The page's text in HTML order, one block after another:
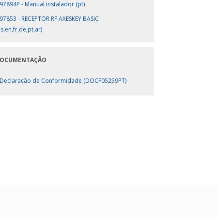
97894P - Manual instalador (pt)
97853 - RECEPTOR RF AXESKEY BASIC
Declaração de Conformidade (DOCF05259PT)